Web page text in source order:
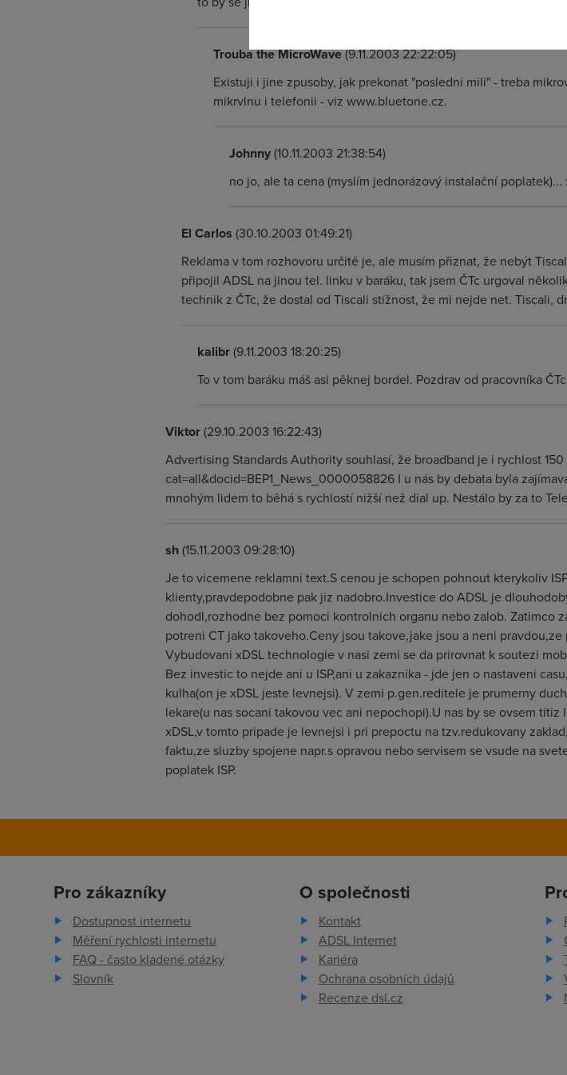
Trouba the MicroWave(9.11.2003 22:22:05)
Existuji i jine zpusoby, jak prekonat "posledni mili" - treba
mikrvlnu i telefonii - viz www.bluetone.cz.
Johnny(10.11.2003 21:38:54)
no jo, ale ta cena (myslím jednorázový instalační poplatek)...
El Carlos (30.10.2003 01:49:21)
Reklama v tom rozhovoru určitě je, ale musím přiznat, že nebýt
připojil ADSL na jinou tel. linku v baráku, tak jsem ČTc urgoval
technik z ČTc, že dostal od Tiscali stížnost, že mi nejde net. Tiscali,
kalibr(9.11.2003 18:20:25)
To v tom baráku máš asi pěknej bordel. Pozdrav od pracovníka
Viktor(29.10.2003 16:22:43)
Advertising Standards Authority souhlasí, že broadband je i rychlost
cat=all&docid=BEP1_News_0000058826 I u nás by debata byla
mnohým lidem to běhá s rychlostí nižší než dial up. Nestálo by za to
sh(15.11.2003 09:28:10)
Je to vicemene reklamni text.S cenou je schopen pohnout kterykoliv
klienty,pravdepodobne pak jiz nadobro.Investice do ADSL je
dohodl,rozhodne bez pomoci kontrolnich organu nebo zalob. Zatimco
potreni CT jako takoveho.Ceny jsou takove,jake jsou a neni
Vybudovani xDSL technologie v nasi zemi se da prirovnat k soutezi
Bez investic to nejde ani u ISP,ani u zakaznika - jde jen o nastaveni
kulha(on je xDSL jeste levnejsi). V zemi p.gen.reditele je prumerny
lekare(u nas socani takovou vec ani nepochopi).U nas by se ovsem
xDSL,v tomto pripade je levnejsi i pri prepoctu na tzv.redukovany
faktu,ze sluzby spojene napr.s opravou nebo servisem se vsude na
poplatek ISP.
Pro zákazníky
Dostupnost internetu
Měření rychlosti internetu
FAQ - často kladené otázky
Slovník
O společnosti
Kontakt
ADSL Internet
Kariéra
Ochrana osobních údajů
Recenze dsl.cz